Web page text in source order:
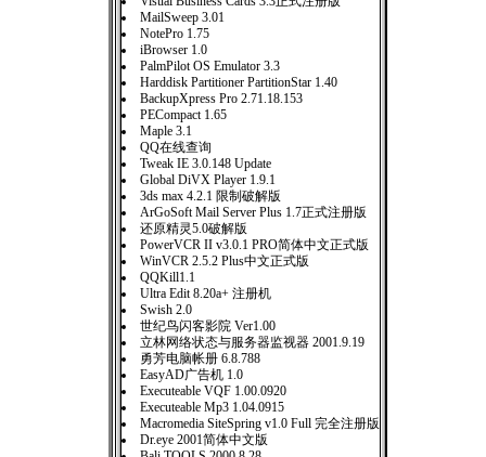
MailSweep 3.01
NotePro 1.75
iBrowser 1.0
PalmPilot OS Emulator 3.3
Harddisk Partitioner PartitionStar 1.40
BackupXpress Pro 2.71.18.153
PECompact 1.65
Maple 3.1
QQ在线查询
Tweak IE 3.0.148 Update
Global DiVX Player 1.9.1
3ds max 4.2.1 限制破解版
ArGoSoft Mail Server Plus 1.7正式注册版
还原精灵5.0破解版
PowerVCR II v3.0.1 PRO简体中文正式版
WinVCR 2.5.2 Plus中文正式版
QQKill1.1
Ultra Edit 8.20a+ 注册机
Swish 2.0
世纪鸟闪客影院 Ver1.00
立林网络状态与服务器监视器 2001.9.19
勇芳电脑帐册 6.8.788
EasyAD广告机 1.0
Executeable VQF 1.00.0920
Executeable Mp3 1.04.0915
Macromedia SiteSpring v1.0 Full 完全注册版
Dr.eye 2001简体中文版